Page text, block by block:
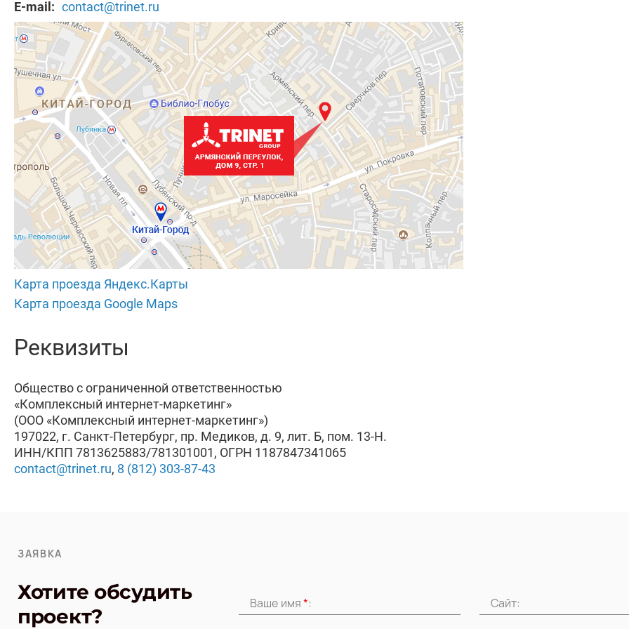
E-mail: contact@trinet.ru
Карта проезда Яндекс.Карты
Карта проезда Google Maps
Реквизиты
Общество с ограниченной ответственностью
«Комплексный интернет-маркетинг»
(ООО «Комплексный интернет-маркетинг»)
197022, г. Санкт-Петербург, пр. Медиков, д. 9, лит. Б, пом. 13-Н.
ИНН/КПП 7813625883/781301001, ОГРН 1187847341065
contact@trinet.ru, 8 (812) 303-87-43
ЗАЯВКА
Хотите обсудить
проект?
Ваше имя*: Сайт: